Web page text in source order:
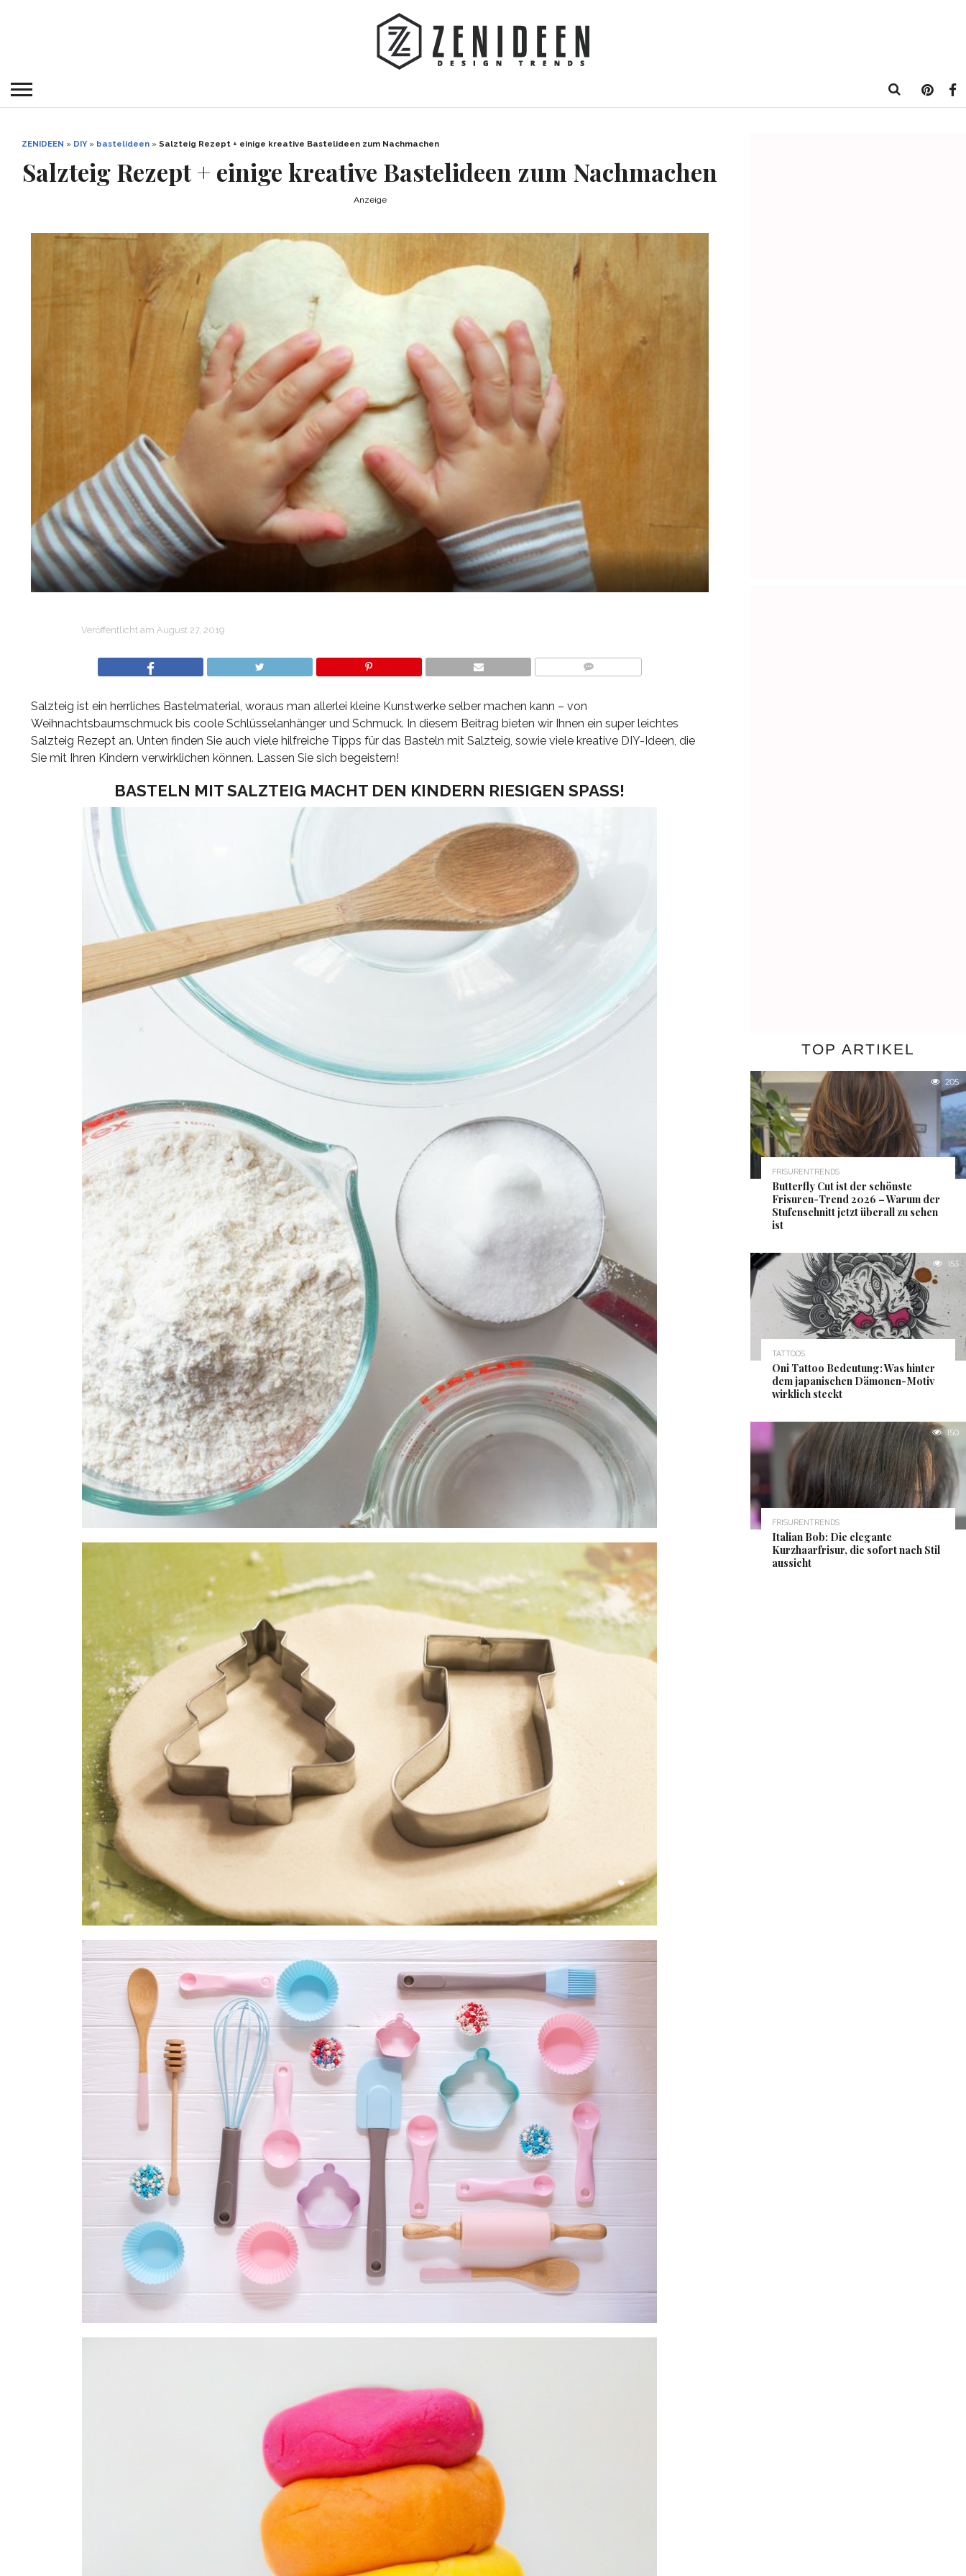
ZENIDEEN » DIY» bastelideen » Salzteig Rezept + einige kreative Bastelideen zum Nachmachen
Salzteig Rezept + einige kreative Bastelideen zum Nachmachen
Anzeige
Veröffentlicht am August 27, 2019
Salzteig ist ein herrliches Bastelmaterial, woraus man allerlei kleine Kunstwerke selber machen kann – von
Weihnachtsbaumschmuck bis coole Schlüsselanhänger und Schmuck. In diesem Beitrag bieten wir Ihnen ein super leichtes
Salzteig Rezept an. Unten finden Sie auch viele hilfreiche Tipps für das Basteln mit Salzteig, sowie viele kreative DIY-Ideen, die
Sie mit Ihren Kindern verwirklichen können. Lassen Sie sich begeistern!
BASTELN MIT SALZTEIG MACHT DEN KINDERN RIESIGEN SPASS!
TOP ARTIKEL
205
FRISURENTRENDS
Butterfly Cut ist der schönste
Frisuren-Trend 2026 – Warum der
Stufenschnitt jetzt überall zu sehen
ist
153
TATTOOS
Oni Tattoo Bedeutung: Was hinter
dem japanischen Dämonen-Motiv
wirklich steckt
150
FRISURENTRENDS
Italian Bob: Die elegante
Kurzhaarfrisur, die sofort nach Stil
aussieht